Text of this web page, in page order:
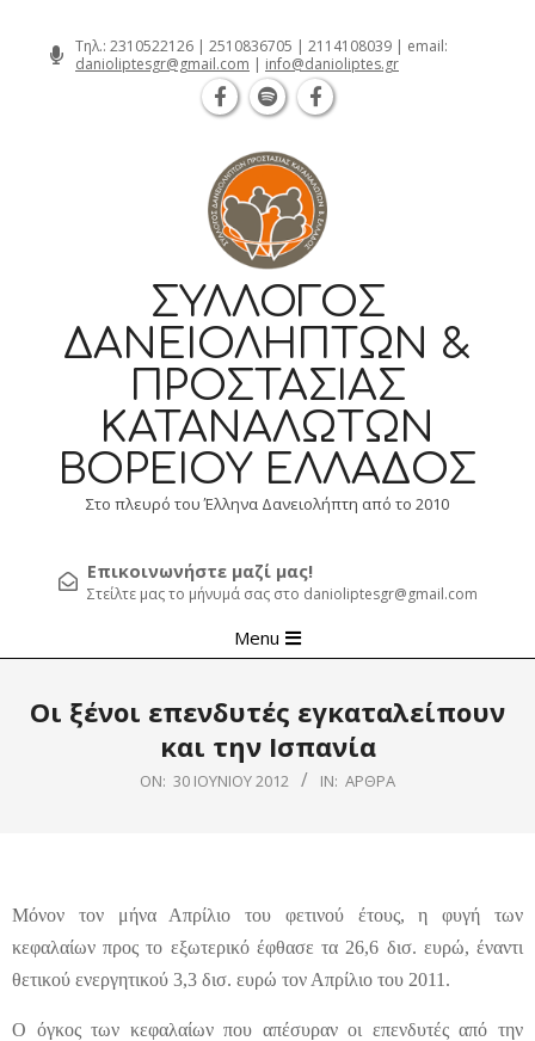
Τηλ.: 2310522126 | 2510836705 | 2114108039 | email:
danioliptesgr@gmail.com | info@danioliptes.gr
ΣΎΛΛΟΓΟΣ
ΔΑΝΕΙΟΛΗΠΤΏΝ &
ΠΡΟΣΤΑΣΊΑΣ
ΚΑΤΑΝΑΛΩΤΏΝ
ΒΟΡΕΊΟΥ ΕΛΛΆΔΟΣ
Στο πλευρό του Έλληνα Δανειολήπτη από το 2010
Επικοινωνήστε μαζί μας!
Στείλτε μας το μήνυμά σας στο danioliptesgr@gmail.com
Navigation
Menu
Οι ξένοι επενδυτές εγκαταλείπουν
και την Ισπανία
ON: 30 ΙΟΥΝΊΟΥ 2012 IN: ΆΡΘΡΑ
Μόνον τον μήνα Απρίλιο του φετινού έτους, η φυγή των
κεφαλαίων προς το εξωτερικό έφθασε τα 26,6 δισ. ευρώ, έναντι
θετικού ενεργητικού 3,3 δισ. ευρώ τον Απρίλιο του 2011.
Ο όγκος των κεφαλαίων που απέσυραν οι επενδυτές από την